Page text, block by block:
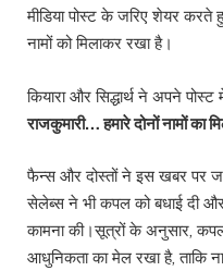
मीडिया पोस्ट के जरिए शेयर करते
नामों को मिलाकर रखा है।
कियारा और सिद्धार्थ ने अपने पोस्ट
राजकुमारी… हमारे दोनों नामों का
फैन्स और दोस्तों ने इस खबर पर
सेलेब्स ने भी कपल को बधाई दी और
कामना की।सूत्रों के अनुसार,
आधुनिकता का मेल रखा है, ताकि